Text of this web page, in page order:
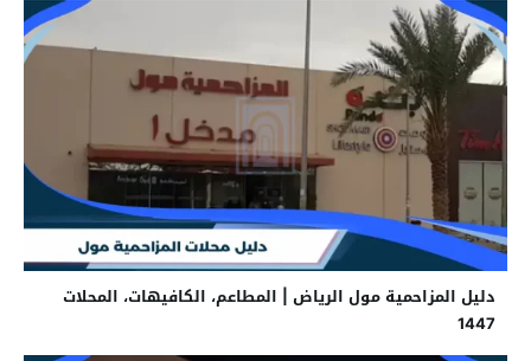
دليل المزاحمية مول الرياض | المطاعم، الكافيهات، المحلات
1447